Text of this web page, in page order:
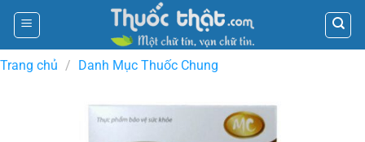
Skip
content
Trang chủ / Danh Mục Thuốc Chung